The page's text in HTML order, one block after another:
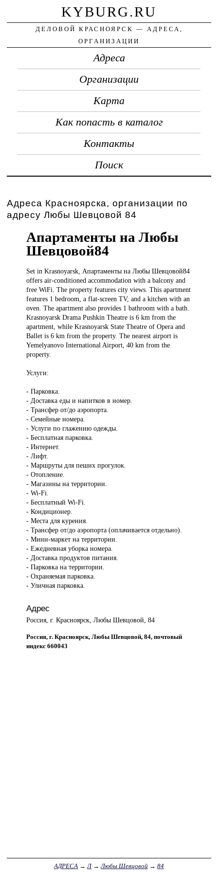
KYBURG.RU
ДЕЛОВОЙ КРАСНОЯРСК — АДРЕСА,
ОРГАНИЗАЦИИ
Адреса
Организации
Карта
Как попасть в каталог
Контакты
Поиск
Адреса Красноярска, организации по
адресу Любы Шевцовой 84
Апартаменты на Любы
Шевцовой84
Set inKrasnoyarsk, Апартаменты на Любы Шевцовой84
offers air-conditioned accommodation with a balcony and
free WiFi. The property features city views. This apartment
features 1 bedroom, a flat-screen TV, and a kitchen with an
oven. The apartment also provides 1 bathroom with a bath.
Krasnoyarsk Drama Pushkin Theatre is 6 km from the
apartment, while Krasnoyarsk State Theatre of Opera and
Ballet is 6 km from the property. The nearest airport is
Yemelyanovo International Airport, 40 km from the
property.
Услуги:
- Парковка.
- Доставка еды и напитков в номер.
- Трансфер от/до аэропорта.
- Семейные номера.
- Услуги по глажению одежды.
- Бесплатная парковка.
- Интернет.
- Лифт.
- Маршруты для пеших прогулок.
- Отопление.
- Магазины на территории.
- Wi-Fi.
- Бесплатный Wi-Fi.
- Кондиционер.
- Места для курения.
- Трансфер от/до аэропорта (оплачивается отдельно).
- Мини-маркет на территории.
- Ежедневная уборка номера.
- Доставка продуктов питания.
- Парковка на территории.
- Охраняемая парковка.
- Уличная парковка.
Адрес
Россия, г. Красноярск, Любы Шевцовой, 84
Россия, г. Красноярск, Любы Шевцовой, 84, почтовый
индекс 660043
АДРЕСА →Л→Любы Шевцовой → 84